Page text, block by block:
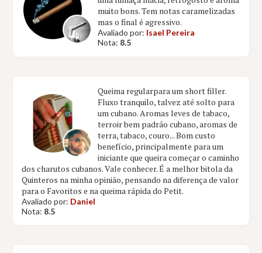
muito bons. Tem notas caramelizadas
mas o final é agressivo.
Avaliado por: Isael Pereira
Nota: 8.5
Queima regularpara um short filler.
Fluxo tranquilo, talvez até solto para
um cubano. Aromas leves de tabaco,
terroir bem padrão cubano, aromas de
terra, tabaco, couro... Bom custo
benefício, principalmente para um
iniciante que queira começar o caminho
dos charutos cubanos. Vale conhecer. É a melhor bitola da
Quinteros na minha opinião, pensando na diferença de valor
para o Favoritos e na queima rápida do Petit.
Avaliado por: Daniel
Nota: 8.5